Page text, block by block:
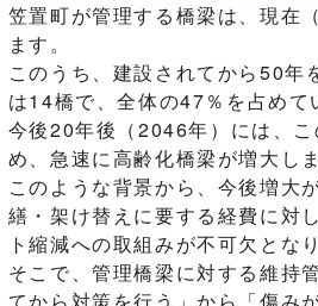
笠置町が管理する橋梁は、現在
ます。
このうち、建設されてから50年
は14橋で、全体の47％を占めて
今後20年後（2046年）には、
め、急速に高齢化橋梁が増大しま
このような背景から、今後増大
繕・架け替えに要する経費に対
ト縮減への取組みが不可欠とな
そこで、管理橋梁に対する維持